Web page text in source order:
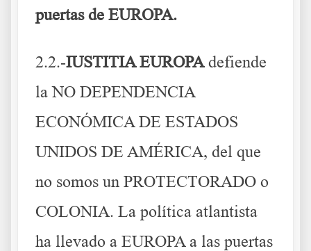
puertas de EUROPA.
2.2.-IUSTITIA EUROPAdefiende
la NO DEPENDENCIA
ECONÓMICA DE ESTADOS
UNIDOS DE AMÉRICA, del que
no somos un PROTECTORADO o
COLONIA. La política atlantista
ha llevado a EUROPA a las puertas